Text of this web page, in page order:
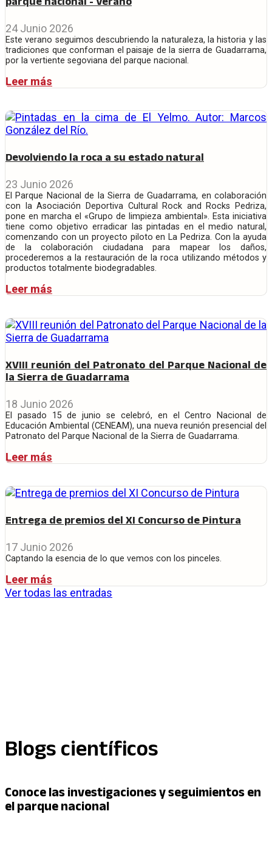
24 Junio 2026
Este verano seguimos descubriendo la naturaleza, la historia y las
tradiciones que conforman el paisaje de la sierra de Guadarrama,
por la vertiente segoviana del parque nacional.
Leer más
Devolviendo la roca a su estado natural
23 Junio 2026
El Parque Nacional de la Sierra de Guadarrama, en colaboración
con la Asociación Deportiva Cultural Rock and Rocks Pedriza,
pone en marcha el «Grupo de limpieza ambiental». Esta iniciativa
tiene como objetivo erradicar las pintadas en el medio natural,
comenzando con un proyecto piloto en La Pedriza. Con la ayuda
de la colaboración ciudadana para mapear los daños,
procederemos a la restauración de la roca utilizando métodos y
productos totalmente biodegradables.
Leer más
XVIII reunión del Patronato del Parque Nacional de
la Sierra de Guadarrama
18 Junio 2026
El pasado 15 de junio se celebró, en el Centro Nacional de
Educación Ambiental (CENEAM), una nueva reunión presencial del
Patronato del Parque Nacional de la Sierra de Guadarrama.
Leer más
Entrega de premios del XI Concurso de Pintura
17 Junio 2026
Captando la esencia de lo que vemos con los pinceles.
Leer más
Ver todas las entradas
Blogs científicos
Conoce las investigaciones y seguimientos en
el parque nacional